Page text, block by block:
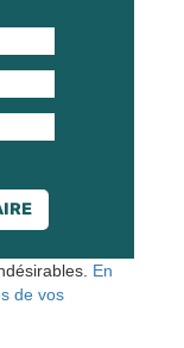
En
de vos